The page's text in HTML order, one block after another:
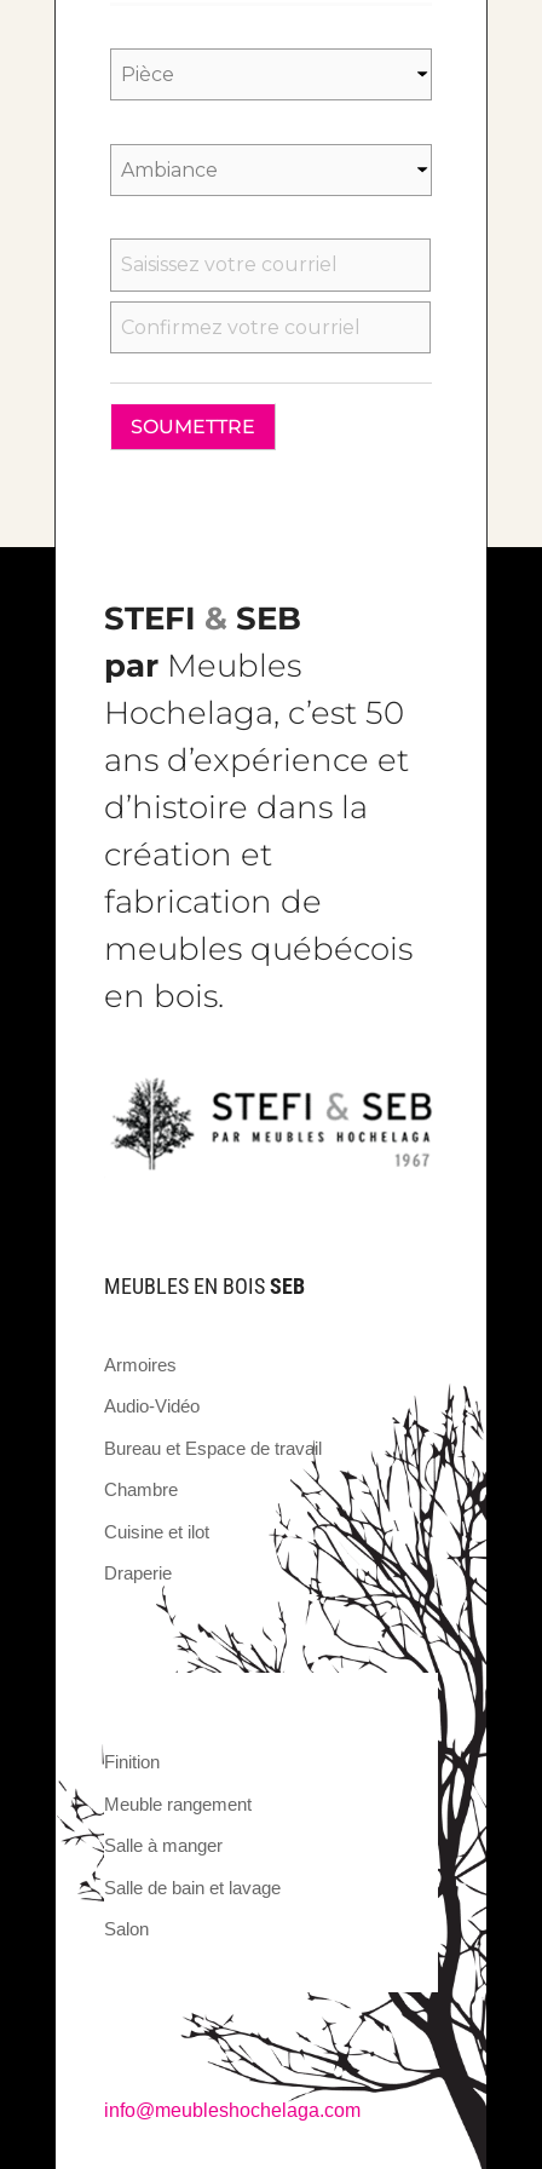
SAISISSEZ
UN
E-
MAIL
L’E-
STEFI & SEB
parMeubles
Hochelaga, c’est 50
ans d’expérience et
d’histoire dans la
création et
fabrication de
meubles québécois
en bois.
MEUBLES EN BOISSEB
Armoires
Audio-Vidéo
Bureau et Espace de travail
Chambre
Cuisine et ilot
Draperie
Finition
Meuble rangement
Salle à manger
Salle de bain et lavage
Salon
info@meubleshochelaga.com